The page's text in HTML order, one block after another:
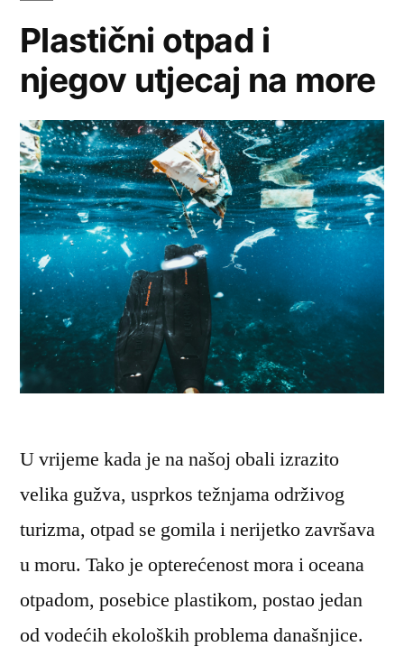
Plastični otpad i
njegov utjecaj na more
U vrijeme kada je na našoj obali izrazito
velika gužva, usprkos težnjama održivog
turizma, otpad se gomila i nerijetko završava
u moru. Tako je opterećenost mora i oceana
otpadom, posebice plastikom, postao jedan
od vodećih ekoloških problema današnjice.